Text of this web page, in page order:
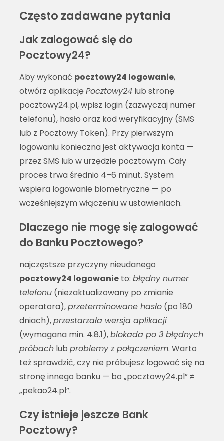
Często zadawane pytania
Jak zalogować się do
Pocztowy24?
Aby wykonać pocztowy24 logowanie,
otwórz aplikacjęPocztowy24lub stronę
pocztowy24.pl, wpisz login (zazwyczaj numer
telefonu), hasło oraz kod weryfikacyjny (SMS
lub z Pocztowy Token). Przy pierwszym
logowaniu konieczna jest aktywacja konta —
przez SMS lub w urzędzie pocztowym. Cały
proces trwa średnio 4–6 minut. System
wspiera logowanie biometryczne — po
wcześniejszym włączeniu w ustawieniach.
Dlaczego nie mogę się zalogować
do Banku Pocztowego?
najczęstsze przyczyny nieudanego
pocztowy24 logowanieto: błędny numer
telefonu(niezaktualizowany po zmianie
operatora),przeterminowane hasło(po 180
dniach),przestarzała wersja aplikacji
(wymagana min. 4.8.1),blokada po 3 błędnych
próbachlub problemy z połączeniem. Warto
też sprawdzić, czy nie próbujesz logować się na
stronę innego banku — bo „pocztowy24.pl” ≠
„pekao24.pl”.
Czy istnieje jeszcze Bank
Pocztowy?